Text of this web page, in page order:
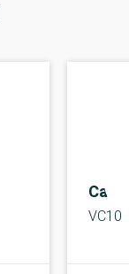
Caso
VC10